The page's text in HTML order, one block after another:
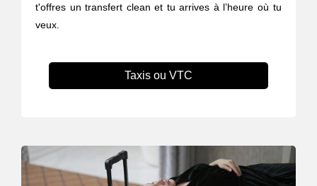
t'offres un transfert clean et tu arrives à l’heure où tu
veux.
Taxis ou VTC